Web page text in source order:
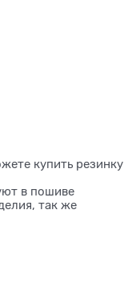
купить резинку
в пошиве
так же